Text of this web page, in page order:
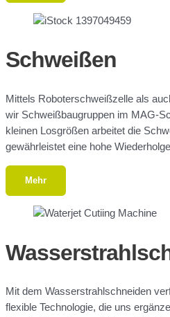
Schweißen
Mittels Roboterschweißzelle als
wir Schweißbaugruppen im MAG-
kleinen Losgrößen arbeitet die
gewährleistet eine hohe
Mehr
Mit dem Wasserstrahlschneiden
flexible Technologie, die uns